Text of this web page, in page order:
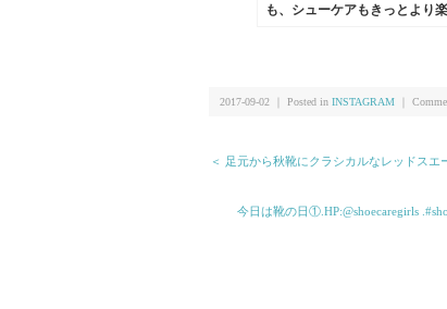
も、シューケアもきっとより
2017-09-02 ｜ Posted in INSTAGRAM
＜ 足元から秋靴にクラシカルなレッドス
今日は靴の日①.HP:@shoecaregirls